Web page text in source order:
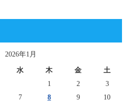
2026年1月
水 木 金 土
1 2
3
7 8 9
10